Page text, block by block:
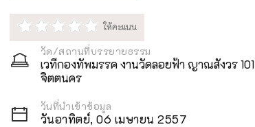
วัด/สถานที่บรรยายธรรม
เวทีกองทัพมรรค งานวัดลอยฟ้า ญาณสังวร 101
จิตตนคร
วันที่นำเข้าข้อมูล
วันอาทิตย์, 06 เมษายน 2557